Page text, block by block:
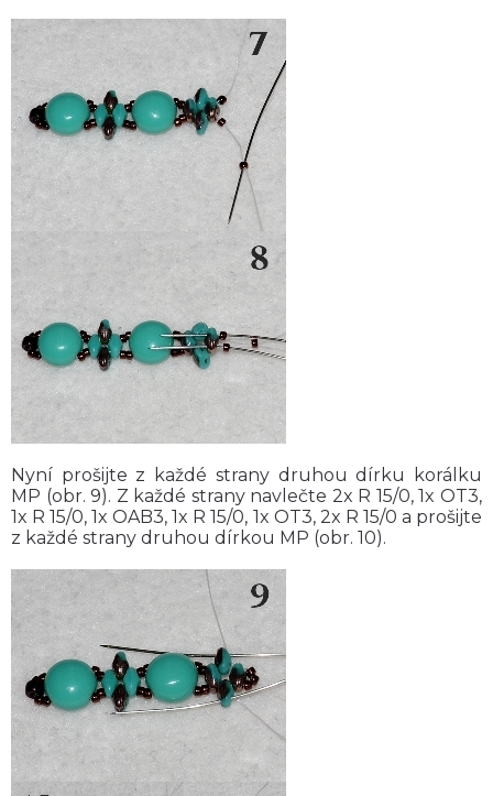
Nyní prošijte z každé strany druhou dírku korálku
MP (obr. 9). Z každé strany navlečte 2x R 15/0, 1x OT3,
1x R 15/0, 1x OAB3, 1x R 15/0, 1x OT3, 2x R 15/0 a prošijte
z každé strany druhou dírkou MP (obr. 10).